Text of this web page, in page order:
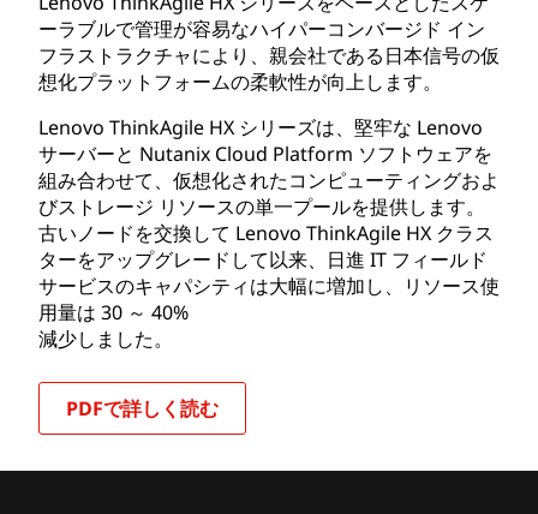
ーラブルで管理が容易なハイパーコンバージド イン
フラストラクチャにより、親会社である日本信号の仮
想化プラットフォームの柔軟性が向上します。
Lenovo ThinkAgile HX シリーズは、堅牢な Lenovo
サーバーと Nutanix Cloud Platform ソフトウェアを
組み合わせて、仮想化されたコンピューティングおよ
びストレージ リソースの単一プールを提供します。
古いノードを交換して Lenovo ThinkAgile HX クラス
ターをアップグレードして以来、日進 IT フィールド
サービスのキャパシティは大幅に増加し、リソース使
用量は 30 ～ 40%
減少しました。
PDFで詳しく読む